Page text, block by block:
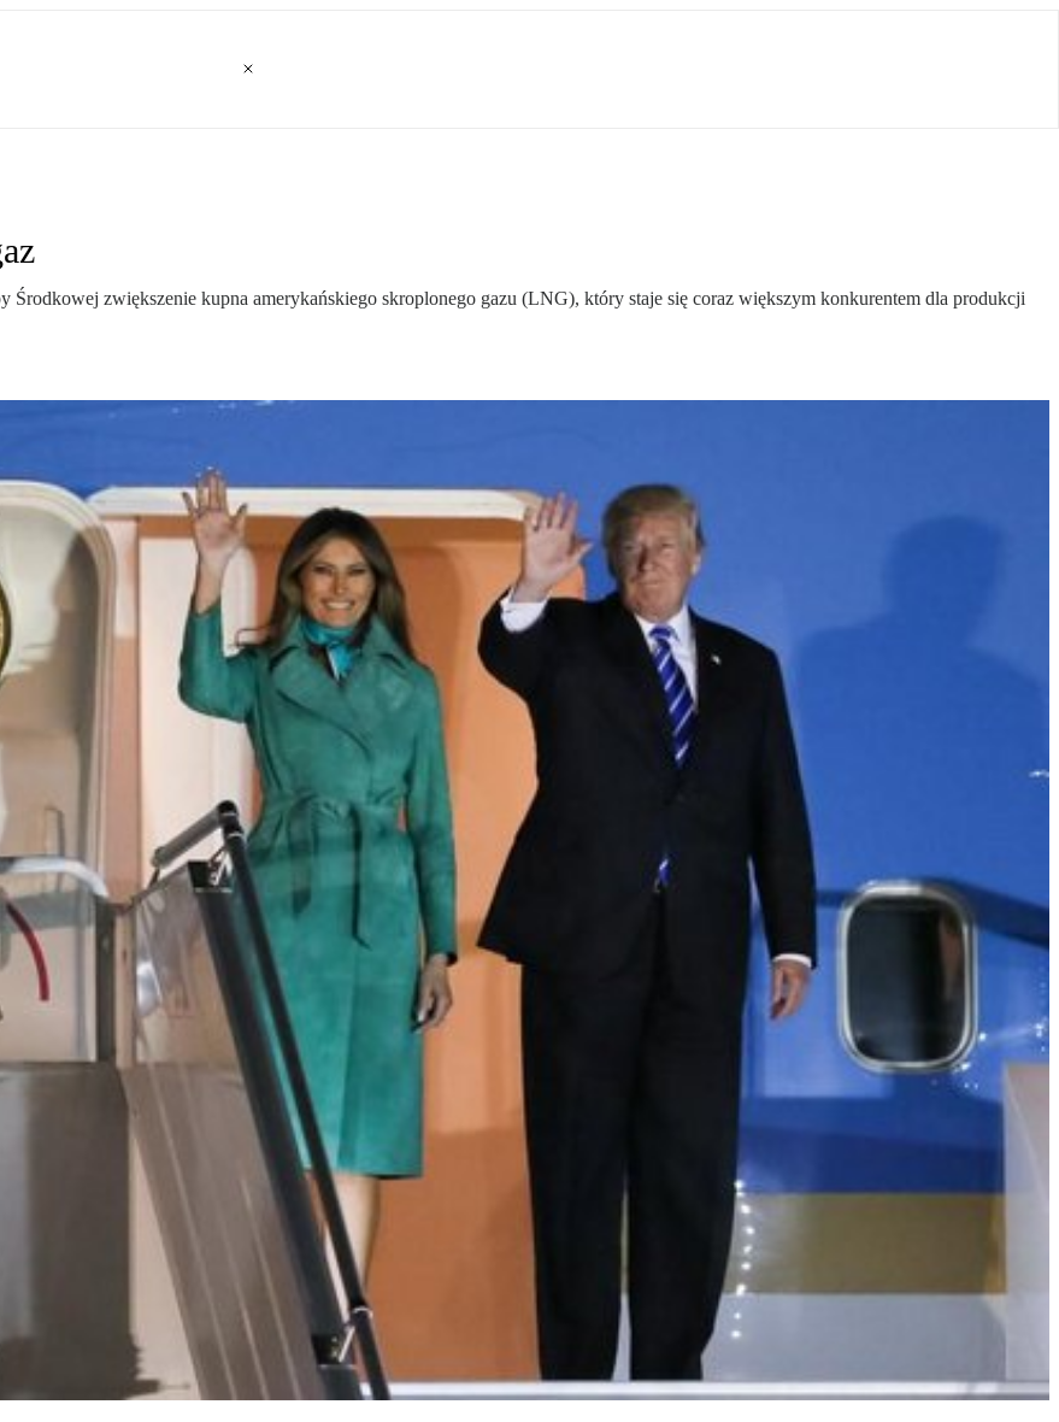
zwiększenie kupna amerykańskiego skroplonego gazu (LNG), który staje się coraz większym konkurentem dla produkcji